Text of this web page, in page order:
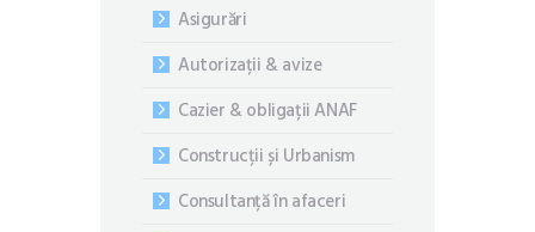
Asigurări
Autorizații & avize
Cazier & obligații ANAF
Construcții și Urbanism
Consultanță în afaceri